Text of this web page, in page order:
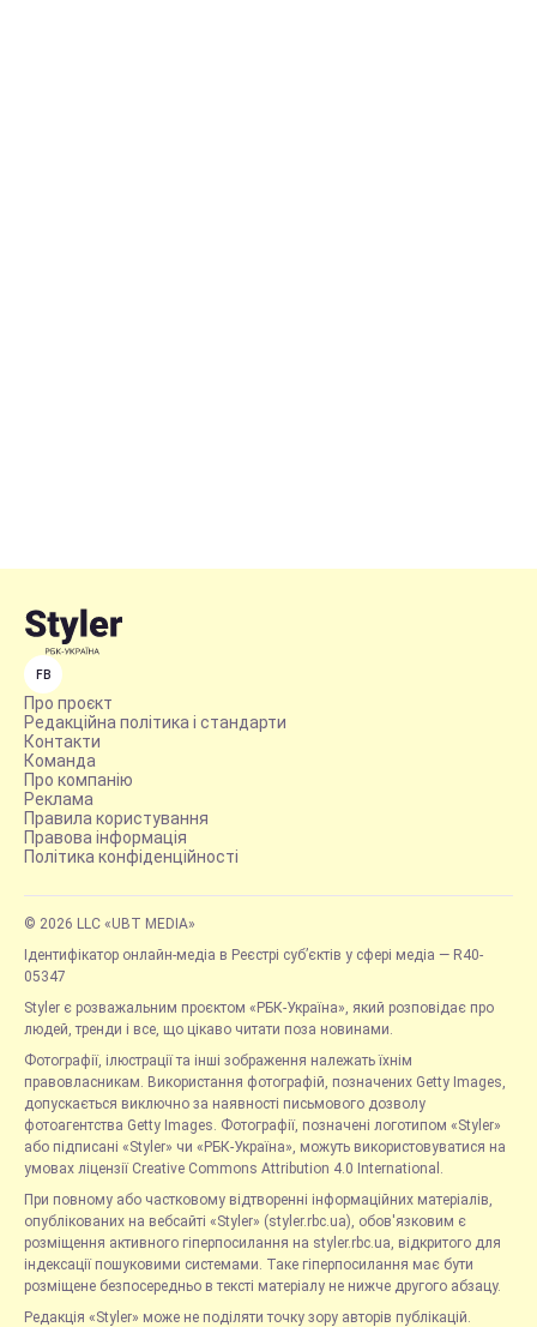
FB
Про проєкт
Редакційна політика і стандарти
Контакти
Команда
Про компанію
Реклама
Правила користування
Правова інформація
Політика конфіденційності
© 2026 LLC «UBT MEDIA»
Ідентифікатор онлайн-медіа в Реєстрі суб’єктів у сфері медіа — R40-
05347
Styler є розважальним проєктом «РБК-Україна», який розповідає про
людей, тренди і все, що цікаво читати поза новинами.
Фотографії, ілюстрації та інші зображення належать їхнім
правовласникам. Використання фотографій, позначених Getty Images,
допускається виключно за наявності письмового дозволу
фотоагентства Getty Images. Фотографії, позначені логотипом «Styler»
або підписані «Styler» чи «РБК-Україна», можуть використовуватися на
умовах ліцензії Creative Commons Attribution 4.0 International.
При повному або частковому відтворенні інформаційних матеріалів,
опублікованих на вебсайті «Styler» (styler.rbc.ua), обов'язковим є
розміщення активного гіперпосилання на styler.rbc.ua, відкритого для
індексації пошуковими системами. Таке гіперпосилання має бути
розміщене безпосередньо в тексті матеріалу не нижче другого абзацу.
Редакція «Styler» може не поділяти точку зору авторів публікацій.